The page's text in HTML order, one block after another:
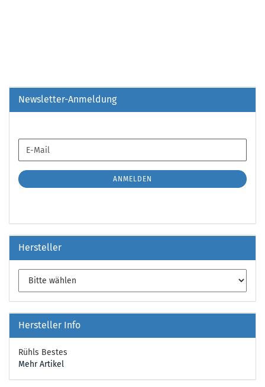
Newsletter-Anmeldung
ZUR
ANMELDUNG
E-
Mail
ANMELDEN
Hersteller
Hersteller Info
Rühls Bestes
Mehr Artikel